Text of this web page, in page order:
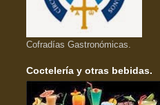
Cofradías Gastronómicas.
Coctelería y otras bebidas.